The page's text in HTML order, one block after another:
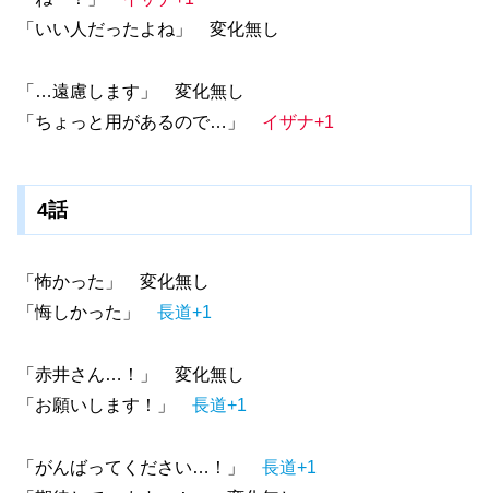
「いい人だったよね」 変化無し
「…遠慮します」 変化無し
「ちょっと用があるので…」 イザナ+1
4話
「怖かった」 変化無し
「悔しかった」 長道+1
「赤井さん…！」 変化無し
「お願いします！」 長道+1
「がんばってください…！」 長道+1